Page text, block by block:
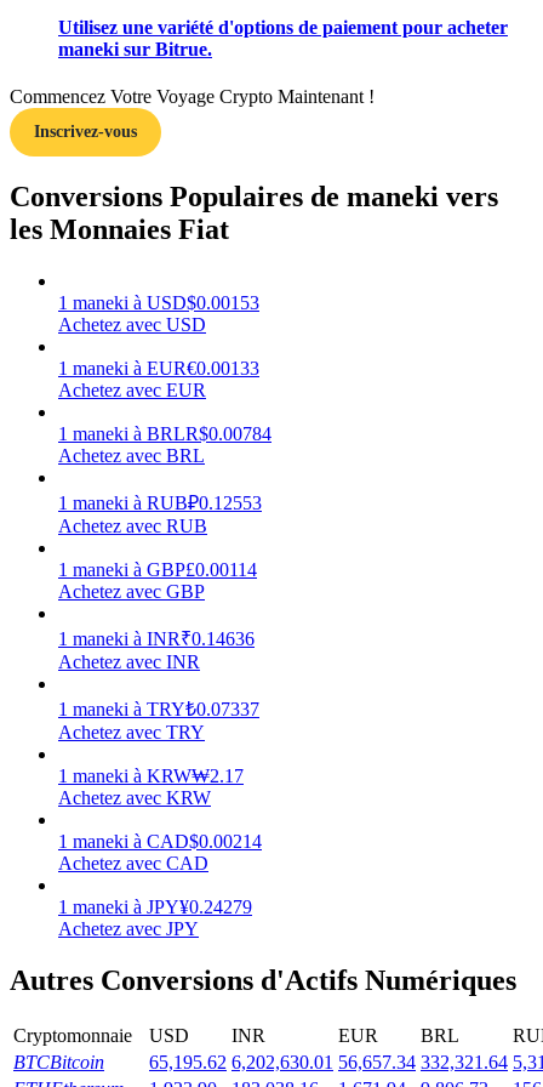
Gagner
Cochon de puissance
Gagnez quotidiennement des récompenses compétitives
Jalonnement
Des rendements élevés et un accès instantané
Utilisez une variété d'options de paiement pour acheter
maneki sur Bitrue.
Commencez Votre Voyage Crypto Maintenant !
Inscrivez-vous
Conversions Populaires de maneki vers
les Monnaies Fiat
1 maneki à USD$0.00153
Achetez avec USD
1 maneki à EUR€0.00133
Achetez avec EUR
1 maneki à BRLR$0.00784
Achetez avec BRL
1 maneki à RUB₽0.12553
Achetez avec RUB
1 maneki à GBP£0.00114
Achetez avec GBP
1 maneki à INR₹0.14636
Achetez avec INR
1 maneki à TRY₺0.07337
Achetez avec TRY
1 maneki à KRW₩2.17
Achetez avec KRW
1 maneki à CAD$0.00214
Achetez avec CAD
1 maneki à JPY¥0.24279
Achetez avec JPY
Autres Conversions d'Actifs Numériques
Cryptomonnaie USD INR EUR BRL
BTCBitcoin 65,195.62 6,202,630.01 56,657.34 332,321.64